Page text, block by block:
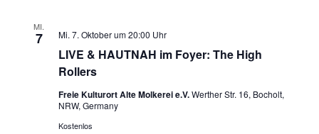
MI.
7
LIVE & HAUTNAH im Foyer: The High
Rollers
Mi. 7. Oktober um 20:00 Uhr
Freie Kulturort Alte Molkerei e.V.Werther Str. 16, Bocholt,
NRW, Germany
Kostenlos